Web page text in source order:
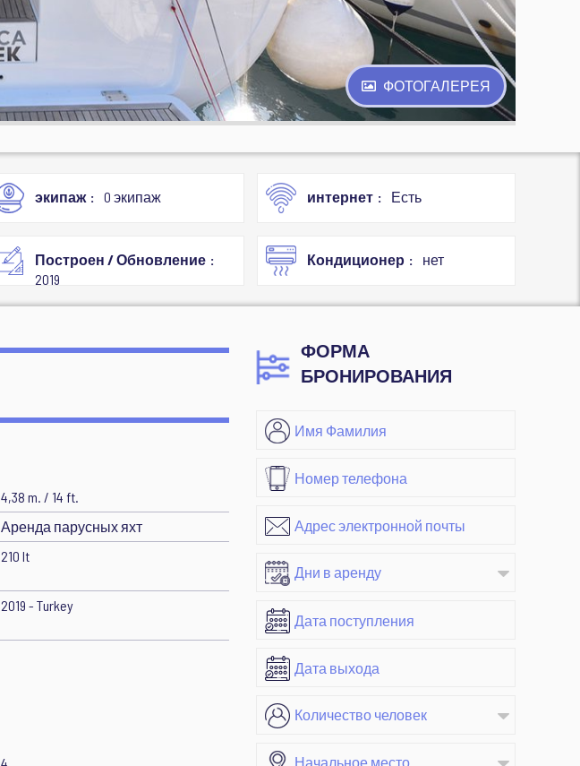
ФОТОГАЛЕРЕЯ
экипаж 0 экипаж интернет Есть
Построен / Обновление
2019
Кондиционер нет
4,38 m. / 14 ft.
Аренда парусных яхт
210 lt
2019 - Turkey
ФОРМА
БРОНИРОВАНИЯ